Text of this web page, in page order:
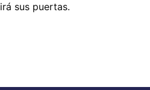
sus puertas.